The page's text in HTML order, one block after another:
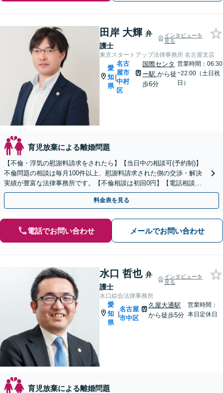
田岸 大輝 弁
護士
インタビューを
見る
東京スタートアップ法律事務所 名古屋支店
愛
知
県
|
名古
屋市
中村
区
国際センタ
ー駅から徒
歩6分
営業時間：06:30
~22:00（土日祝
日）
育児放棄による離婚問題
【不倫・浮気の慰謝料請求をされたら】【当日中の相談可(予約制)】
不倫問題の相談は毎月100件以上、慰謝料請求された側の交渉・解決
実績が豊富な法律事務所です。【不倫相談は初回0円】【電話相談で
ご契約まで対応可/来所不要】
料金表を見る
電話でお問い合わせ メールでお問い合わせ
水口 哲也 弁
護士
インタビューを
見る
水口綜合法律事務所
愛
知
県
|
名古屋
市中区
久屋大通駅
から徒歩5分
営業時間：
本日定休日
育児放棄による離婚問題